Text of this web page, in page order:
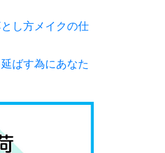
し方メイクの仕
ばす為にあなた